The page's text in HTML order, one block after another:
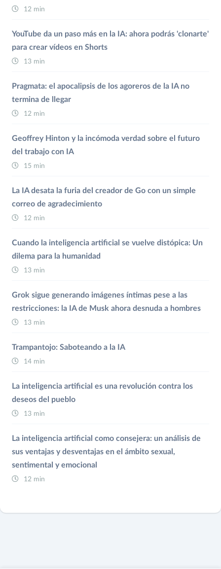
12 min
YouTube da un paso más en la IA: ahora podrás 'clonarte'
para crear vídeos en Shorts
13 min
Pragmata: el apocalipsis de los agoreros de la IA no
termina de llegar
12 min
Geoffrey Hinton y la incómoda verdad sobre el futuro
del trabajo con IA
15 min
La IA desata la furia del creador de Go con un simple
correo de agradecimiento
12 min
Cuando la inteligencia artificial se vuelve distópica: Un
dilema para la humanidad
13 min
Grok sigue generando imágenes íntimas pese a las
restricciones: la IA de Musk ahora desnuda a hombres
13 min
Trampantojo: Saboteando a la IA
14 min
La inteligencia artificial es una revolución contra los
deseos del pueblo
13 min
La inteligencia artificial como consejera: un análisis de
sus ventajas y desventajas en el ámbito sexual,
sentimental y emocional
12 min